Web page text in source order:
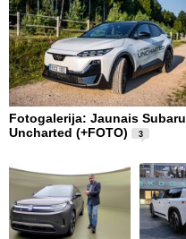
Fotogalerija: Jaunais Subaru
Uncharted (+FOTO)
3